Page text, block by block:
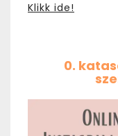
Klikk ide!
0.